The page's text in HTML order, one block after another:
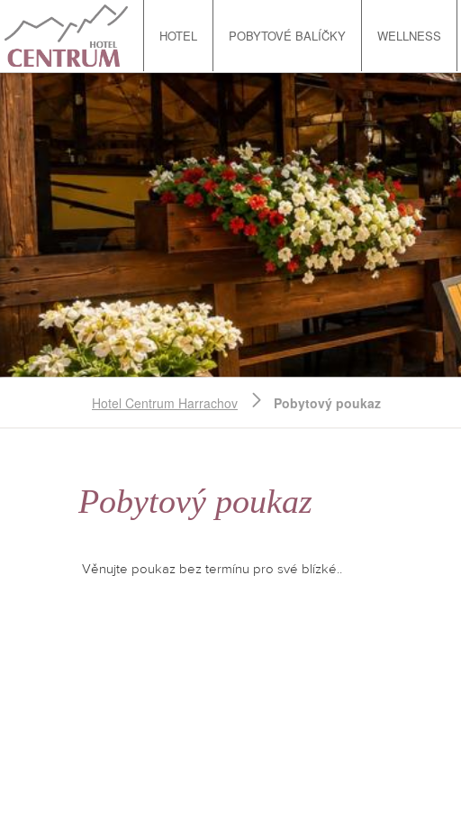
HOTEL POBYTOVÉ BALÍČKY WELLNESS
Hotel Centrum Harrachov Pobytový poukaz
Pobytový poukaz
Věnujte poukaz bez termínu pro své blízké..